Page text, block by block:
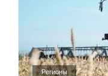
Регионы